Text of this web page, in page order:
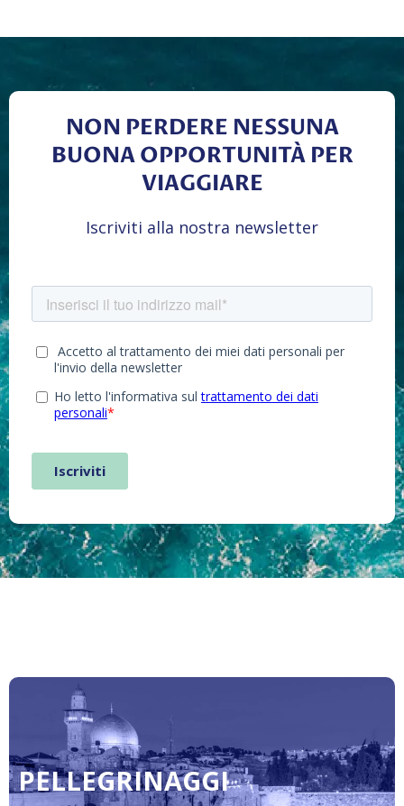
NON PERDERE NESSUNA
BUONA OPPORTUNITÀ PER
VIAGGIARE
Iscriviti alla nostra newsletter
PELLEGRINAGGI